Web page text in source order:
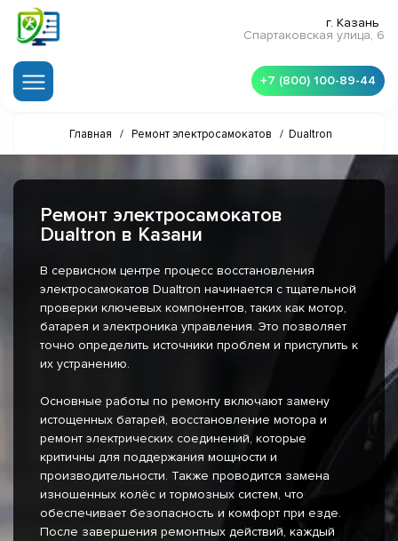
г. Казань
Спартаковская улица, 6
+7 (800) 100-89-44
Главная / Ремонт электросамокатов / Dualtron
Ремонт электросамокатов
Dualtron в Казани
В сервисном центре процесс восстановления
электросамокатов Dualtron начинается с тщательной
проверки ключевых компонентов, таких как мотор,
батарея и электроника управления. Это позволяет
точно определить источники проблем и приступить к
их устранению.
Основные работы по ремонту включают замену
истощенных батарей, восстановление мотора и
ремонт электрических соединений, которые
критичны для поддержания мощности и
производительности. Также проводится замена
изношенных колёс и тормозных систем, что
обеспечивает безопасность и комфорт при езде.
После завершения ремонтных действий, каждый